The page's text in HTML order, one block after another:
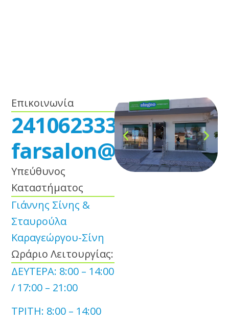
Επικοινωνία
2410623330
farsalon@stegno.gr
Υπεύθυνος
Καταστήματος
Γιάννης Σίνης &
Σταυρούλα
Καραγεώργου-Σίνη
Ωράριο Λειτουργίας:
ΔΕΥΤΕΡΑ: 8:00 – 14:00
/ 17:00 – 21:00
ΤΡΙΤΗ: 8:00 – 14:00